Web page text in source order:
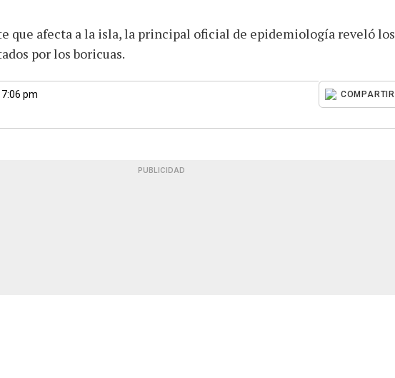
que afecta a la isla, la principal oficial de epidemiología reveló los
por los boricuas.
pm COMPARTIR
PUBLICIDAD